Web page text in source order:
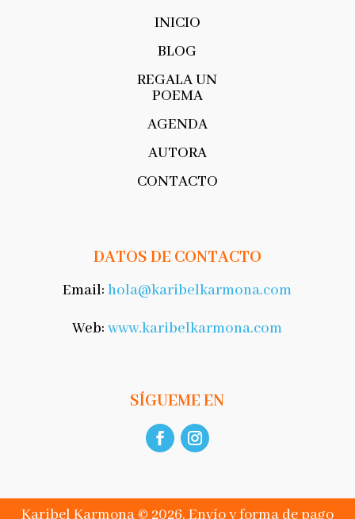
INICIO
BLOG
REGALA UN
POEMA
AGENDA
AUTORA
CONTACTO
DATOS DE CONTACTO
Email:hola@karibelkarmona.com
Web:www.karibelkarmona.com
SÍGUEME EN